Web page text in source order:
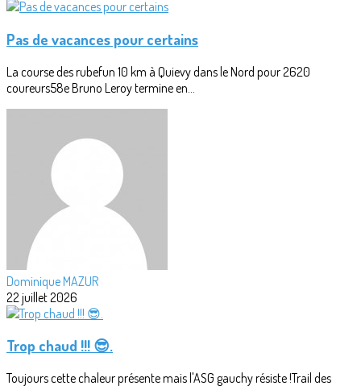
Pas de vacances pour certains
La course des rubefun 10 km à Quievy dans le Nord pour 2620
coureurs58e Bruno Leroy termine en...
Dominique MAZUR
22 juillet 2026
Trop chaud !!! 😎.
Toujours cette chaleur présente mais l'ASG gauchy résiste !Trail des